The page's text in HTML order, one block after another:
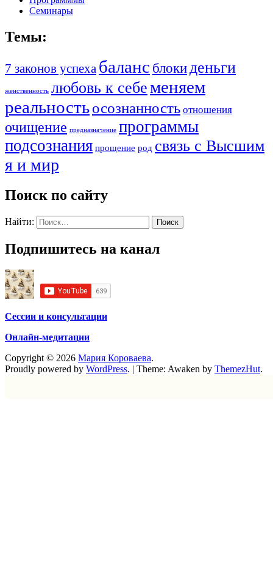
Семинары
Темы:
7 законов успеха баланс блокиденьги
женственность любовь к себеменяем
реальностьосознанность отношения
очищение предназначение программы
подсознания прощение род связь с Высшим
я и мир
Поиск по сайту
Найти:
Подпишитесь на канал
Сессии и консультации
Онлайн-медитации
Copyright © 2026 Мария Короваева.
Proudly powered by WordPress. | Theme: Awaken by ThemezHut.